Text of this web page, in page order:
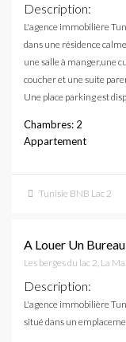
Description:
L'agence immobilière
dans une résidence
une salle à manger,une
coucher et une suite
Une place parking est
Chambres: 2
Appartement
Tunisie BNB Lac 2
A Louer Un
Les berges du lac 2, La
Description:
L'agence immobilière
situé dans un